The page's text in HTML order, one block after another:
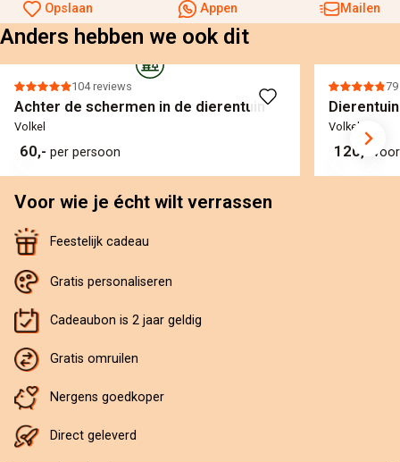
Opslaan Appen Mailen
Anders hebben we ook dit
104 reviews
Achter de schermen in de dierentuin
Volkel
60,- per persoon
Volkel
120,-
Voor wie je écht wilt verrassen
Feestelijk cadeau
Gratis personaliseren
Cadeaubon is 2 jaar geldig
Gratis omruilen
Nergens goedkoper
Direct geleverd